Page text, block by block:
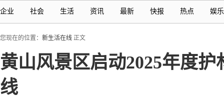
企业 社会 生活 资讯 最新 快报 热点 娱乐
您现在的位置： 新生活在线 正文
黄山风景区启动2025年度
线